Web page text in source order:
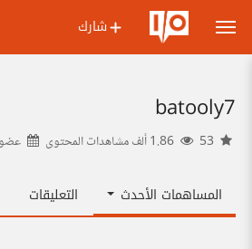
شارك
batooly7
المساهمات الأحدث التعليقات